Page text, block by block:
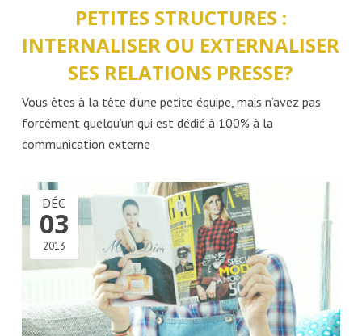
PETITES STRUCTURES :
INTERNALISER OU EXTERNALISER
SES RELATIONS PRESSE?
Vous êtes à la tête d’une petite équipe, mais n’avez pas
forcément quelqu’un qui est dédié à 100% à la
communication externe
DÉC
03
2013